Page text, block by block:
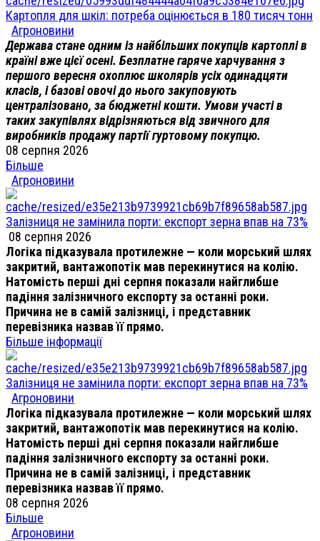
Картопля для шкіл: потреба оцінюється в 180 тисяч тонн
Агроновини
Держава стане одним із найбільших покупців картоплі в
країні вже цієї осені. Безплатне гаряче харчування з
першого вересня охоплює школярів усіх одинадцяти
класів, і базові овочі до нього закуповують
централізовано, за бюджетні кошти. Умови участі в
таких закупівлях відрізняються від звичного для
виробників продажу партії гуртовому покупцю.
08 серпня 2026
Більше
Агроновини
Залізниця не замінила порти: експорт зерна впав на 73%
08 серпня 2026
Логіка підказувала протилежне — коли морський шлях
закритий, вантажопотік мав перекинутися на колію.
Натомість перші дні серпня показали найглибше
падіння залізничного експорту за останні роки.
Причина не в самій залізниці, і представник
перевізника назвав її прямо.
Більше інформації
Залізниця не замінила порти: експорт зерна впав на 73%
Агроновини
Логіка підказувала протилежне — коли морський шлях
закритий, вантажопотік мав перекинутися на колію.
Натомість перші дні серпня показали найглибше
падіння залізничного експорту за останні роки.
Причина не в самій залізниці, і представник
перевізника назвав її прямо.
08 серпня 2026
Більше
Агроновини